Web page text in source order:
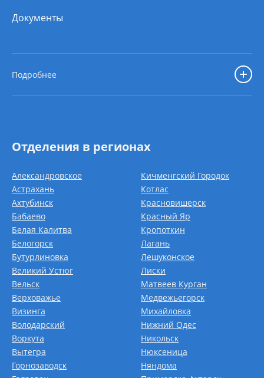
Документы
Подробнее
Отделения в регионах
Александровское
Астрахань
Ахтубинск
Бабаево
Белая Калитва
Белогорск
Бутурлиновка
Великий Устюг
Вельск
Верховажье
Визинга
Володарский
Воркута
Вытегра
Горнозаводск
Кичменгский Городок
Котлас
Красновишерск
Красный Яр
Кропоткин
Лагань
Лешуконское
Лиски
Матвеев Курган
Медвежьегорск
Михайловка
Нижний Одес
Никольск
Нюксеница
Няндома